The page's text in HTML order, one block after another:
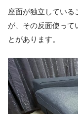
座面が独立している
が、その反面使って
とがあります。